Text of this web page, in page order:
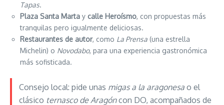
Tapas.
Plaza Santa Marta y calle Heroísmo, con propuestas más
tranquilas pero igualmente deliciosas.
Restaurantes de autor, como La Prensa (una estrella
Michelin) o Novodabo, para una experiencia gastronómica
más sofisticada.
Consejo local: pide unas migas a la aragonesao el
clásico ternasco de Aragóncon DO, acompañados de